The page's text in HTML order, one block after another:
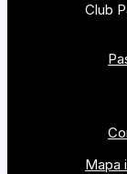
Club
Mapa